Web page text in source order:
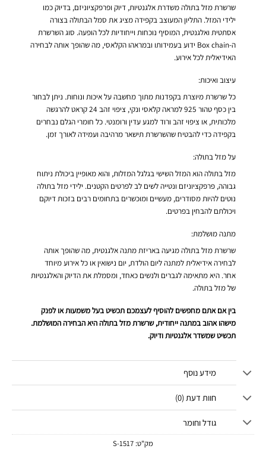
שרשרת מזל בתולה משדרת אלגנטיות, דיוק ופרפקציוניזם, בדיוק כמו
ילידי המזל. התליון המעוצב בקפידה מציג את סמל הבתולה בצורה
אסתטית ואלגנטית, המוסיף נוכחות וייחודיות לכל הופעה. סוג השרשרת
ה-Box chain ידוע בעמידותו ובמראהו הקלאסי, מה שהופך אותה לבחירה
האידיאלית לכל אירוע.
עיצוב ואיכות:
כל שרשרת מיוצרת בקפדנות מתוך מחשבה על איכות ונוחות. ניתן לבחור
בין כסף טהור 925 למראה קלאסי ונקי, ציפוי זהב 24 קראט להרגשה
מלכותית, או ציפוי זהב ורוד למגע עדין ורומנטי. כל חומרי הגלם נבחרים
בקפידה כדי להבטיח שהשרשרת תישאר מרהיבה ועמידה לאורך זמן.
על מזל בתולה:
מזל בתולה הוא המזל השישי בגלגל המזלות, והוא מאופיין ביכולת ניתוח
גבוהה, פרפקציוניזם ונטייה לשים לב לפרטים הקטנים. ילידי מזל בתולה
נוטים להיות מסודרים, מעשיים ומוכשרים בתחומים רבים בזכות דיוקם
ויכולתם להבחין בפרטים.
מתנה מושלמת:
שרשרת מזל בתולה מגיעה באריזת מתנה אלגנטית, מה שהופך אותה
לבחירה אידיאלית למתנה ליום הולדת, יום נישואין או כל אירוע מיוחד
אחר. היא מתאימה לגברים ולנשים כאחד, ומסמלת את הדיוק והאלגנטיות
של מזל בתולה.
בין אם אתם מחפשים להוסיף לעצמכם תכשיט בעל משמעות או לפנק
מישהו אהוב במתנה ייחודית, שרשרת מזל בתולה היא הבחירה המושלמת.
תכשיט שמשדר אלגנטיות ודיוק.
מידע נוסף
חוות דעת (0)
גודל וחומר
מק"ט: 1517-S